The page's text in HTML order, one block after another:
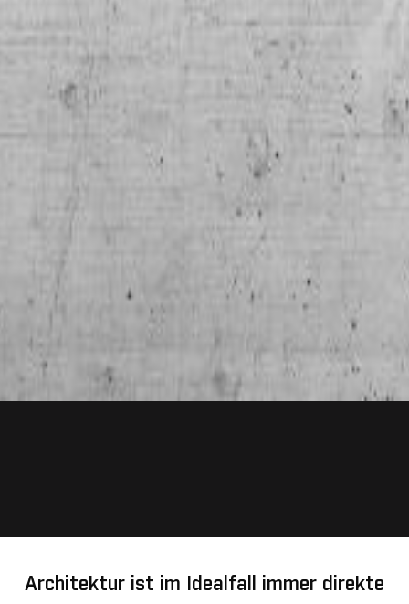
Architektur ist im Idealfall immer direkte